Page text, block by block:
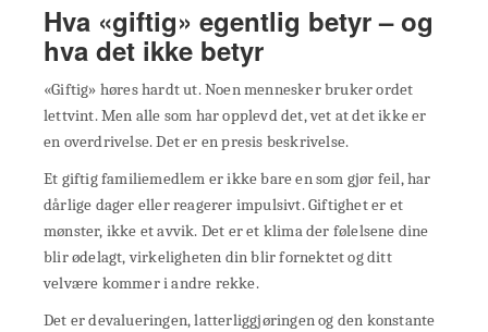
Hva «giftig» egentlig betyr – og
hva det ikke betyr
«Giftig» høres hardt ut. Noen mennesker bruker ordet
lettvint. Men alle som har opplevd det, vet at det ikke er
en overdrivelse. Det er en presis beskrivelse.
Et giftig familiemedlem er ikke bare en som gjør feil, har
dårlige dager eller reagerer impulsivt. Giftighet er et
mønster, ikke et avvik. Det er et klima der følelsene dine
blir ødelagt, virkeligheten din blir fornektet og ditt
velvære kommer i andre rekke.
Det er devalueringen, latterliggjøringen og den konstante